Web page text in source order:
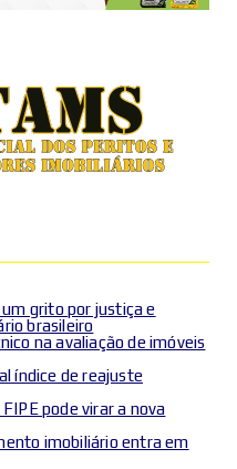
grito por justiça e
brasileiro
na avaliação de imóveis
índice de reajuste
pode virar a nova
imobiliário entra em